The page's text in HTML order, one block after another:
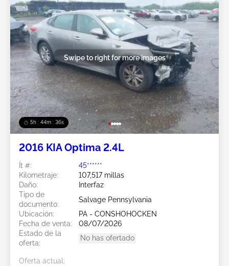
5h : 44m : 34s
Swipe to right for more images
2016 KIA Optima 2.4L
Ít #:
45******
Kilometraje:
107,517 millas
Daño:
Interfaz
Tipo de
documento:
Salvage Pennsylvania
Ubicación:
PA - CONSHOHOCKEN
Fecha de venta:
08/07/2026
Estado de la
oferta:
No has ofertado
Oferta actual: